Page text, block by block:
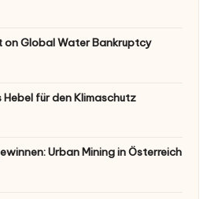
on Global Water Bankruptcy
für den Klimaschutz
Urban Mining in Österreich